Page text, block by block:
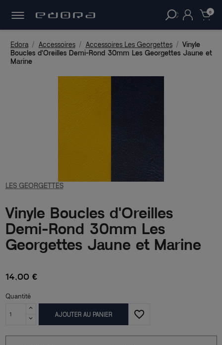
clear 0
Edora Accessoires Accessoires Les Georgettes
Vinyle
Boucles d'Oreilles Demi-Rond 30mm Les Georgettes Jaune et
Marine
LES GEORGETTES
Vinyle Boucles d'Oreilles
Demi-Rond 30mm Les
Georgettes Jaune et Marine
14,00 €
Quantité
AJOUTER AU PANIER favorite_border